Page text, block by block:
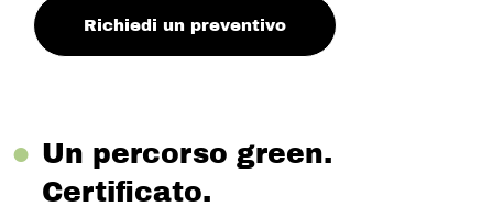
Richiedi un preventivo
● Un percorso green.
Certificato.